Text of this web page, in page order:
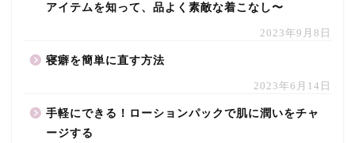
アイテムを知って、品よく素敵な着こなし〜
2023年9月8日
寝癖を簡単に直す方法
2023年6月14日
手軽にできる！ローションパックで肌に潤いをチャ
ージする